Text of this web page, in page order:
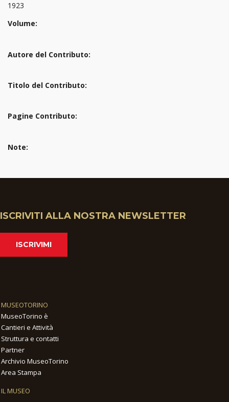
1923
Volume:
Autore del Contributo:
Titolo del Contributo:
Pagine Contributo:
Note:
ISCRIVITI ALLA NOSTRA NEWSLETTER
ISCRIVIMI
MUSEOTORINO
MuseoTorino è
Cantieri e Attività
Struttura e contatti
Partner
Archivio MuseoTorino
Area Stampa
IL MUSEO